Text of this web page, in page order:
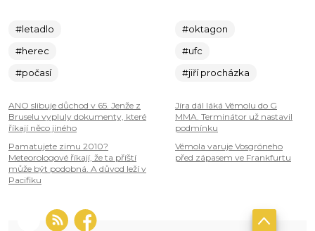
#letadlo
#herec
#počasí
ANO slibuje důchod v 65. Jenže z
Bruselu vypluly dokumenty, které
říkají něco jiného
Pamatujete zimu 2010?
Meteorologové říkají, že ta příští
může být podobná. A důvod leží v
Pacifiku
#oktagon
#ufc
#jiří procházka
Jíra dál láká Vémolu do G
MMA. Terminátor už nastavil
podmínku
Vémola varuje Vosgröneho
před zápasem ve Frankfurtu